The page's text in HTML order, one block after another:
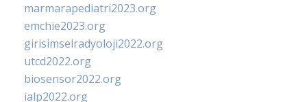
marmarapediatri2023.org
emchie2023.org
girisimselradyoloji2022.org
utcd2022.org
biosensor2022.org
ialp2022.org